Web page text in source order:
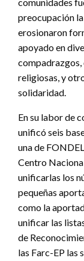
comunidades
preocupación
erosionaron
apoyado en
religiosas, y
solidaridad.
En su labor de
unificó seis
una de
Centro
unificarlas los
pequeñas
como la
unificar las
de
las Farc-EP las